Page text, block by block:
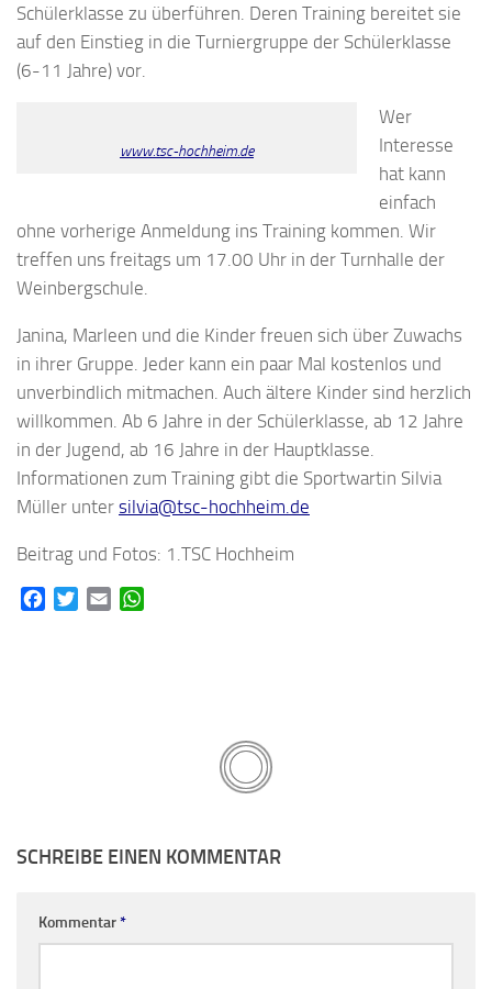
Schülerklasse zu überführen. Deren Training bereitet sie
auf den Einstieg in die Turniergruppe der Schülerklasse
(6-11 Jahre) vor.
www.tsc-hochheim.de
Wer
Interesse
hat kann
einfach
ohne vorherige Anmeldung ins Training kommen. Wir
treffen uns freitags um 17.00 Uhr in der Turnhalle der
Weinbergschule.
Janina, Marleen und die Kinder freuen sich über Zuwachs
in ihrer Gruppe. Jeder kann ein paar Mal kostenlos und
unverbindlich mitmachen. Auch ältere Kinder sind herzlich
willkommen. Ab 6 Jahre in der Schülerklasse, ab 12 Jahre
in der Jugend, ab 16 Jahre in der Hauptklasse.
Informationen zum Training gibt die Sportwartin Silvia
Müller unter silvia@tsc-hochheim.de
Beitrag und Fotos: 1.TSC Hochheim
FacebookTwitterEmail
SCHREIBE EINEN KOMMENTAR
Kommentar*